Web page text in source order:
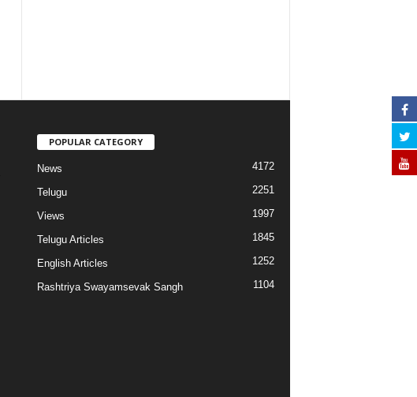
POPULAR CATEGORY
News 4172
Telugu 2251
Views 1997
Telugu Articles 1845
English Articles 1252
Rashtriya Swayamsevak Sangh 1104